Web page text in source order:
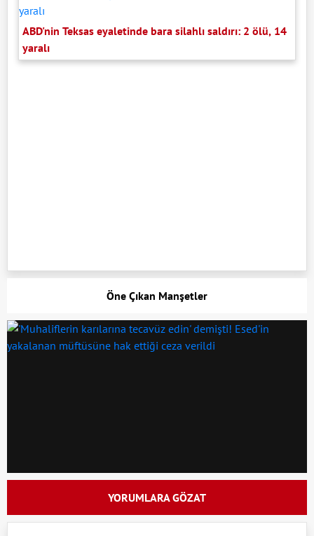
ABD'nin Teksas eyaletinde bara silahlı saldırı: 2 ölü, 14
yaralı
Öne Çıkan Manşetler
YORUMLARA GÖZAT